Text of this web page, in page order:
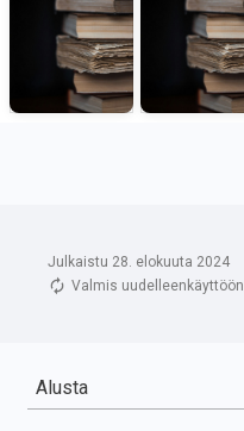
Julkaistu 28. elokuuta 2024
Valmis uudelleenkäyttöön
Alusta